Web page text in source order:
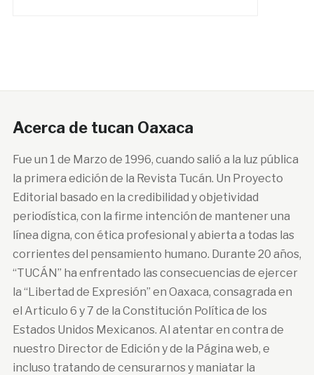
Acerca de tucan Oaxaca
Fue un 1 de Marzo de 1996, cuando salió a la luz pública
la primera edición de la Revista Tucán. Un Proyecto
Editorial basado en la credibilidad y objetividad
periodística, con la firme intención de mantener una
línea digna, con ética profesional y abierta a todas las
corrientes del pensamiento humano. Durante 20 años,
“TUCÁN” ha enfrentado las consecuencias de ejercer
la “Libertad de Expresión” en Oaxaca, consagrada en
el Articulo 6 y 7 de la Constitución Política de los
Estados Unidos Mexicanos. Al atentar en contra de
nuestro Director de Edición y de la Página web, e
incluso tratando de censurarnos y maniatar la